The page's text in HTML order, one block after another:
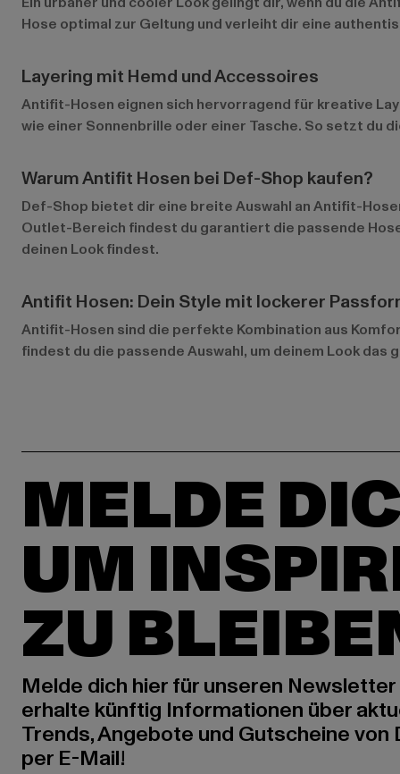
Hose optimal zur Geltung und verleiht dir eine
Layering mit Hemd und Accessoires
Antifit-Hosen eignen sich hervorragend für kreative
wie einer Sonnenbrille oder einer Tasche. So setzt du
Warum Antifit Hosen bei Def-Shop kaufen?
Def-Shop bietet dir eine breite Auswahl an Antifit-
Outlet-Bereich findest du garantiert die passende
deinen Look findest.
Antifit Hosen: Dein Style mit lockerer
Antifit-Hosen sind die perfekte Kombination aus
findest du die passende Auswahl, um deinem Look
MELDE
UM
ZU
Melde dich hier für unseren Newsletter
erhalte künftig Informationen über
Trends, Angebote und Gutscheine von
per E-Mail!